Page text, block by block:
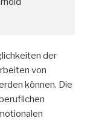
der
von
können. Die